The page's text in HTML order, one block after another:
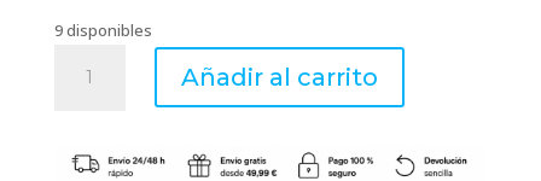
9 disponibles
CACHEMIRA
ÁMBAR
Añadir al carrito